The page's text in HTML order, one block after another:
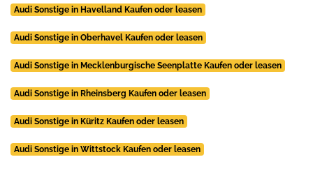
Audi Sonstige in Havelland Kaufen oder leasen
Audi Sonstige in Oberhavel Kaufen oder leasen
Audi Sonstige in Mecklenburgische Seenplatte Kaufen oder leasen
Audi Sonstige in Rheinsberg Kaufen oder leasen
Audi Sonstige in Küritz Kaufen oder leasen
Audi Sonstige in Wittstock Kaufen oder leasen